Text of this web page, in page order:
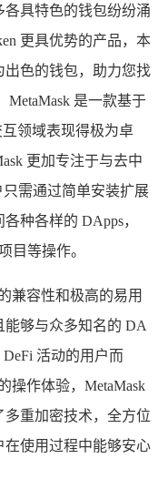
具特色的钱包纷纷涌
更具优势的产品，本
出色的钱包，助力您找
是一款基于
领域表现得极为卓
更加专注于与去中
需通过简单安装扩展
种各样的 DApps，
目等操作。
兼容性和极高的易用
能够与众多知名的 DA
活动的用户而
操作体验，MetaMask
重加密技术，全方位
使用过程中能够安心